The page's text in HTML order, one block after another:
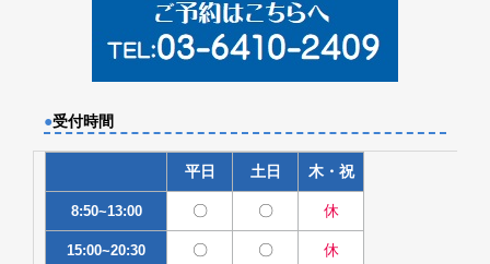
●受付時間
平日 土日 木・祝
8:50~13:00 〇 〇 休
15:00~20:30 〇 〇 休